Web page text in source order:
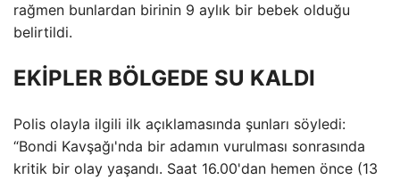
rağmen bunlardan birinin 9 aylık bir bebek olduğu
belirtildi.
EKİPLER BÖLGEDE SU KALDI
Polis olayla ilgili ilk açıklamasında şunları söyledi:
“Bondi Kavşağı'nda bir adamın vurulması sonrasında
kritik bir olay yaşandı. Saat 16.00'dan hemen önce (13